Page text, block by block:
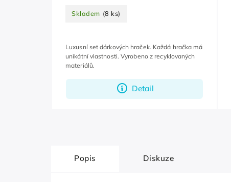
Skladem (8 ks)
Detail
Luxusní set dárkových hraček. Každá hračka má
unikátní vlastnosti. Vyrobeno z recyklovaných
materiálů.
Popis Diskuze